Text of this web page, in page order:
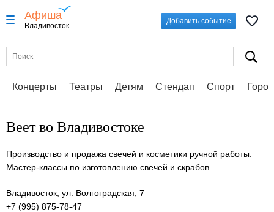
Афиша
Владивосток
Добавить событие
Концерты Театры Детям Стендап Спорт
Веет во Владивостоке
Производство и продажа свечей и косметики ручной работы.
Мастер-классы по изготовлению свечей и скрабов.
Владивосток, ул. Волгоградская, 7
+7 (995) 875-78-47